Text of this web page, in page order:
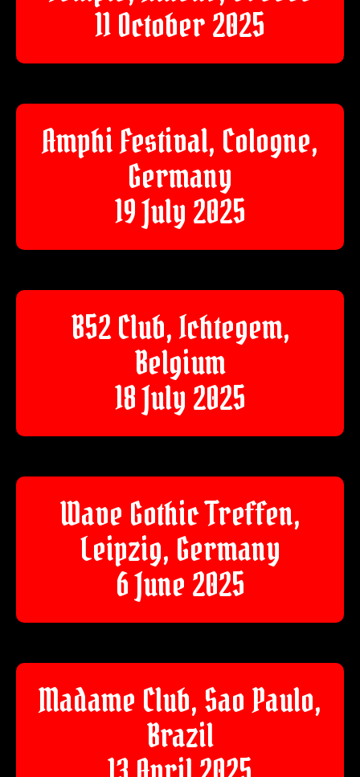
11 October 2025
Amphi Festival, Cologne,
Germany
19 July 2025
B52 Club, Ichtegem,
Belgium
18 July 2025
Wave Gothic Treffen,
Leipzig, Germany
6 June 2025
Madame Club, Sao Paulo,
Brazil